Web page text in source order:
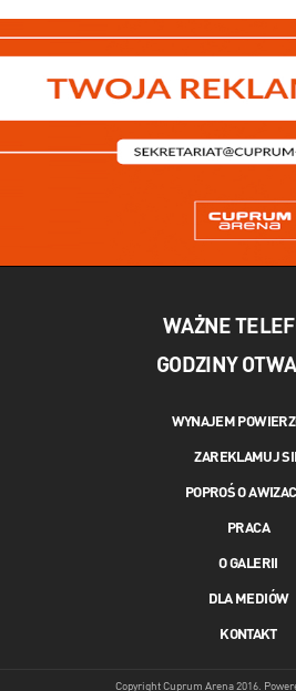
WAŻNE
GODZINY
WYNAJEM
ZAREKLAMUJ
POPROŚ O
PRACA
O GALERII
DLA MEDIÓW
KONTAKT
Copyright Cuprum Arena 2016.